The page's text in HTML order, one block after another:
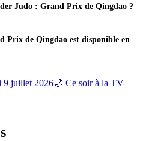
Judo : Grand Prix de Qingdao ?
Prix de Qingdao est disponible en
9 juillet 2026🌙 Ce soir à la TV